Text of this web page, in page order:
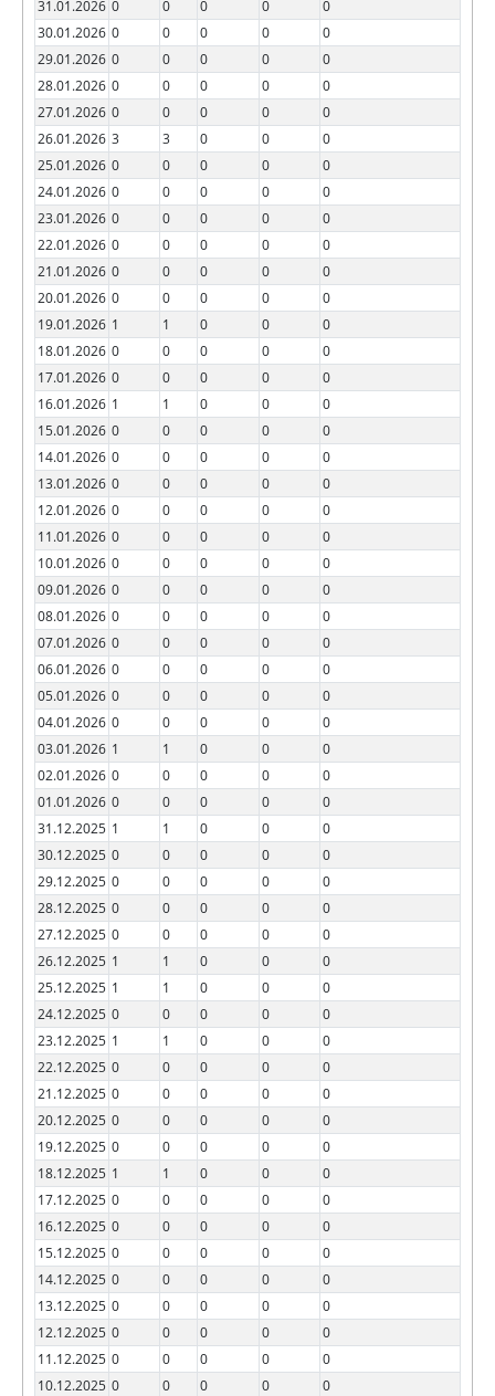
31.01.2026 0 0 0 0
0
30.01.2026 0 0 0 0
0
29.01.2026 0 0 0 0
0
28.01.2026 0 0 0 0
0
27.01.2026 0 0 0 0
0
26.01.2026 3 3 0 0
0
25.01.2026 0 0 0 0
0
24.01.2026 0 0 0 0
0
23.01.2026 0 0 0 0
0
22.01.2026 0 0 0 0
0
21.01.2026 0 0 0 0
0
20.01.2026 0 0 0 0
0
19.01.2026 1 1 0 0
0
18.01.2026 0 0 0 0
0
17.01.2026 0 0 0 0
0
16.01.2026 1 1 0 0
0
15.01.2026 0 0 0 0
0
14.01.2026 0 0 0 0
0
13.01.2026 0 0 0 0
0
12.01.2026 0 0 0 0
0
11.01.2026 0 0 0 0
0
10.01.2026 0 0 0 0
0
09.01.2026 0 0 0 0
0
08.01.2026 0 0 0 0
0
07.01.2026 0 0 0 0
0
06.01.2026 0 0 0 0
0
05.01.2026 0 0 0 0
0
04.01.2026 0 0 0 0
0
03.01.2026 1 1 0 0
0
02.01.2026 0 0 0 0
0
01.01.2026 0 0 0 0
0
31.12.2025 1 1 0 0
0
30.12.2025 0 0 0 0
0
29.12.2025 0 0 0 0
0
28.12.2025 0 0 0 0
0
27.12.2025 0 0 0 0
0
26.12.2025 1 1 0 0
0
25.12.2025 1 1 0 0
0
24.12.2025 0 0 0 0
0
23.12.2025 1 1 0 0
0
22.12.2025 0 0 0 0
0
21.12.2025 0 0 0 0
0
20.12.2025 0 0 0 0
0
19.12.2025 0 0 0 0
0
18.12.2025 1 1 0 0
0
17.12.2025 0 0 0 0
0
16.12.2025 0 0 0 0
0
15.12.2025 0 0 0 0
0
14.12.2025 0 0 0 0
0
13.12.2025 0 0 0 0
0
12.12.2025 0 0 0 0
0
11.12.2025 0 0 0 0
0
10.12.2025 0 0 0 0 0